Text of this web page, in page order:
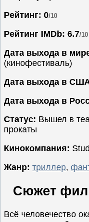
Сериалы
Спорт
Триллеры
Фантастика
Новинки
кино
Рейтинг: 0/10
Рейтинг IMDb: 6.7/10
Дата выхода в
(кинофестиваль)
Дата выхода в
Дата выхода в
Статус: Вышел в
прокаты
Кинокомпания:
Жанр: триллер,
Сюжет
Всё человечество